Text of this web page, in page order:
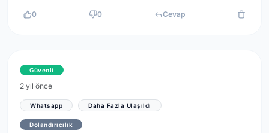
0 0 Cevap
Güvenli
2 yıl önce
Whatsapp Daha Fazla Ulaşıldı
Dolandırıcılık